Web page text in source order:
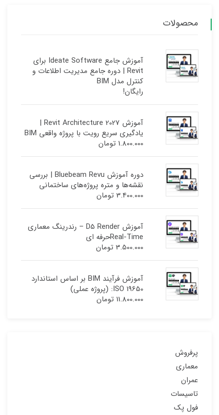
محصولات
آموزش جامع Ideate Software برای
Revit | دوره جامع مدیریت اطلاعات و
کنترل مدل BIM
رایگان!
آموزش Revit Architecture 2027 |
یادگیری سریع رویت با پروژه واقعی BIM
1.800.000 تومان
دوره آموزش Bluebeam Revu | بررسی
نقشه‌ها و متره پروژه‌های ساختمانی
3.400.000 تومان
آموزش D5 Render – رندرینگ معماری
Real-Timeحرفه ای
3.500.000 تومان
آموزش فرآیند BIM بر اساس استاندارد
ISO 19650: (پروژه عملی)
11.800.000 تومان
پرفروش
معماری
عمران
تاسیسات
فول پک